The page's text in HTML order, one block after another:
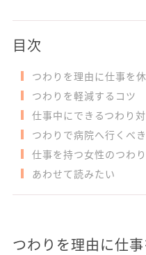
目次
つわりを理由に仕事を
つわりを軽減するコツ
仕事中にできるつわり
つわりで病院へ行くべ
仕事を持つ女性のつわ
あわせて読みたい
つわりを理由に仕